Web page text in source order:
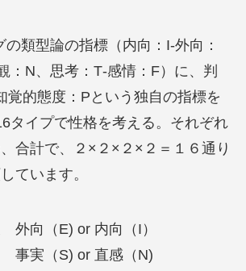
類型論の指標（内向：I‐外向：
：N、思考：T‐感情：F）に、判
覚的態度：Pという独自の指標を
タイプで性格を考える。それぞれ
合計で、２×２×２×２＝１６通り
ています。
外向（E) or 内向（I）
実（S) or 直感（N)